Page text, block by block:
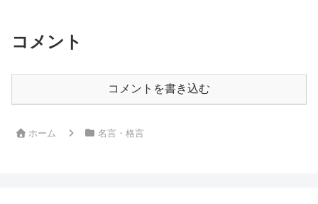
コメント
コメントを書き込む
ホーム 名言・格言